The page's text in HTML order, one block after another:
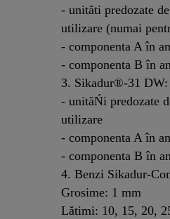
- unităti predozate
utilizare (numai
- componenta A în
- componenta B în
3. Sikadur®-31 DW:
- unităŃi predozate
utilizare
- componenta A în
- componenta B în
4. Benzi Sikadur-
Grosime: 1 mm
Lătimi: 10, 15, 20,